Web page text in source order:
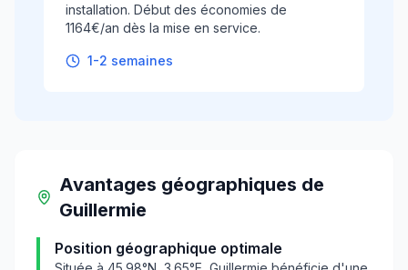
installation. Début des économies de
1164€/an dès la mise en service.
1-2 semaines
Avantages géographiques de
Guillermie
Position géographique optimale